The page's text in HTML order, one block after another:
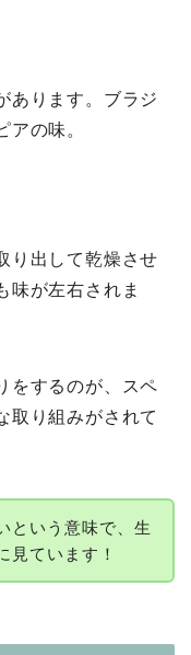
あります。ブラジ
アの味。
り出して乾燥させ
味が左右されま
をするのが、スペ
取り組みがされて
という意味で、生
⾒ています！